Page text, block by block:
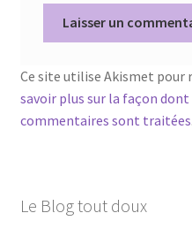
Ce site utilise Akismet pour
savoir plus sur la façon dont
commentaires sont traitées
Le Blog tout doux